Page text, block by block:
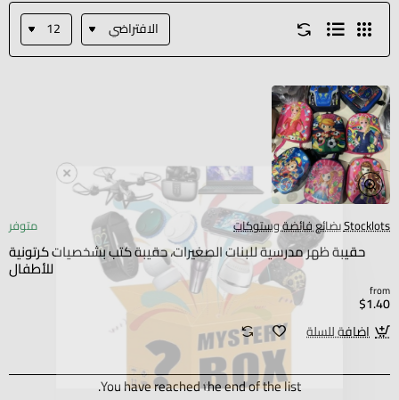
Stocklots بضائع فائضة وستوكات متوفر
حقيبة ظهر مدرسية للبنات الصغيرات، حقيبة كتب بشخصيات كرتونية
للأطفال
from
$1.40
اضافة للسلة
You have reached the end of the list.